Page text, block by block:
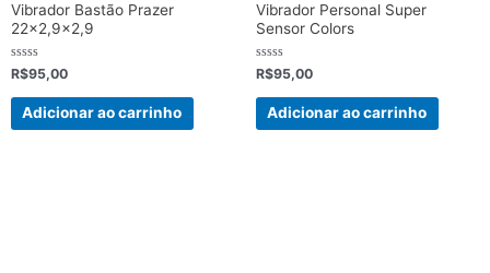
Vibrador Bastão Prazer
22×2,9×2,9
Avaliação
0
de
R$95,00
Adicionar ao carrinho
Vibrador Personal Super
Sensor Colors
Avaliação
0
de
R$95,00
Adicionar ao carrinho